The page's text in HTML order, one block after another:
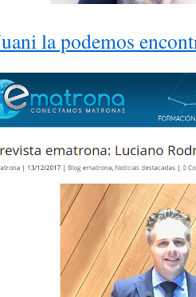
la podemos